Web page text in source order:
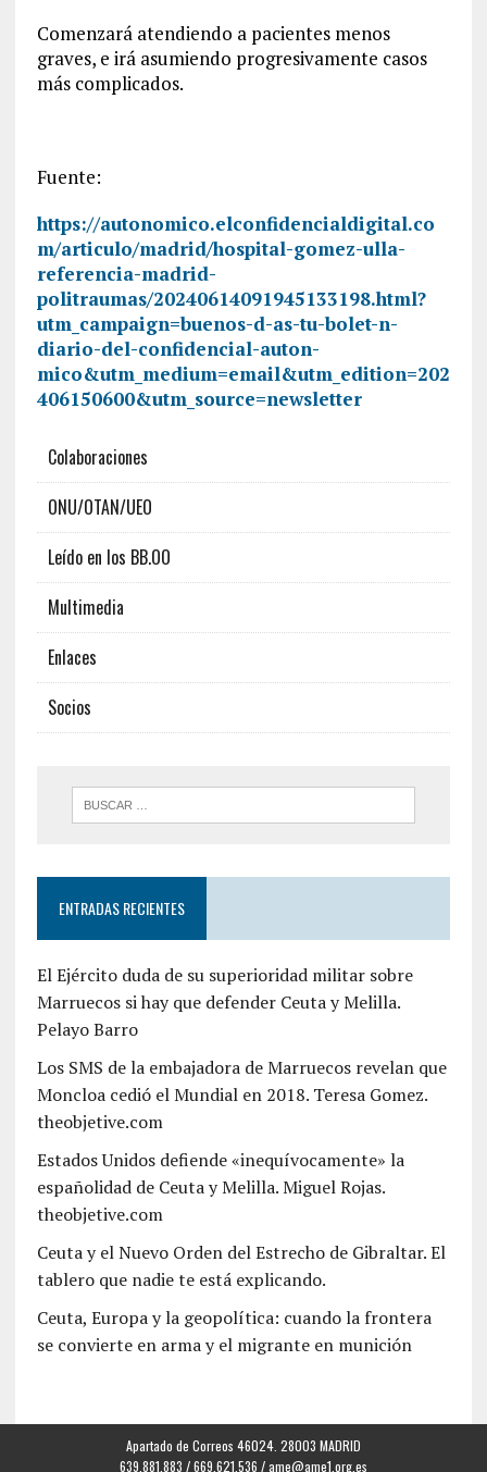
Comenzará atendiendo a pacientes menos
graves, e irá asumiendo progresivamente casos
más complicados.
Fuente:
https://autonomico.elconfidencialdigital.co
m/articulo/madrid/hospital-gomez-ulla-
referencia-madrid-
politraumas/20240614091945133198.html?
utm_campaign=buenos-d-as-tu-bolet-n-
diario-del-confidencial-auton-
mico&utm_medium=email&utm_edition=202
406150600&utm_source=newsletter
Colaboraciones
ONU/OTAN/UEO
Leído en los BB.OO
Multimedia
Enlaces
Socios
ENTRADAS RECIENTES
El Ejército duda de su superioridad militar sobre
Marruecos si hay que defender Ceuta y Melilla.
Pelayo Barro
Los SMS de la embajadora de Marruecos revelan que
Moncloa cedió el Mundial en 2018. Teresa Gomez.
theobjetive.com
Estados Unidos defiende «inequívocamente» la
españolidad de Ceuta y Melilla. Miguel Rojas.
theobjetive.com
Ceuta y el Nuevo Orden del Estrecho de Gibraltar. El
tablero que nadie te está explicando.
Ceuta, Europa y la geopolítica: cuando la frontera
se convierte en arma y el migrante en munición
Apartado de Correos 46024. 28003 MADRID
639.881.883 / 669.621.536 /ame@ame1.org.es